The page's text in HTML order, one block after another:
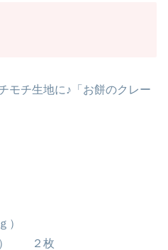
モチ生地に♪「お餅のクレー
）
） ２枚